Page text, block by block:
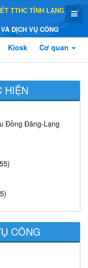
TTHC TỈNH LẠNG
DỊCH VỤ CÔNG
Kiosk Cơ quan
HIỆN
Đồng Đăng-Lạng
CÔNG